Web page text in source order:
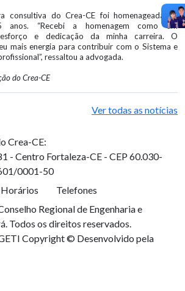
consultiva do Crea-CE foi homenageada na
“Recebi a homenagem como um
e dedicação da minha carreira. O
mais energia para contribuir com o Sistema e
ressaltou a advogada.
do Crea-CE
Ver todas as notícias
Crea-CE:
- Centro Fortaleza-CE - CEP 60.030-
0001-50
Horários
Telefones
Regional de Engenharia e
Todos os direitos reservados.
Copyright © Desenvolvido pela